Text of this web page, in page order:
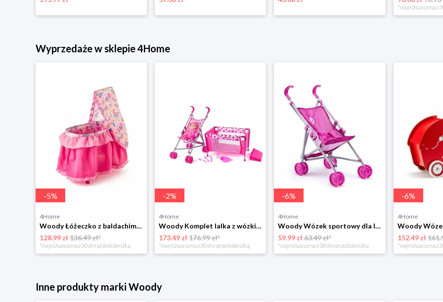
*najniższa cena z
Wyprzedaże w sklepie 4Home
-5%
4Home
Woody Łóżeczko z baldachimem, 61 x 32,5 x 85 cm
128.99 zł136.49 zł*
*najniższa cena z 30 dni przed obniżką
-2%
4Home
Woody Komplet lalka z wózkiem 4-Home
173.49 zł176.99 zł*
*najniższa cena z 30 dni przed obniżką
-6%
4Home
Woody Wózek sportowy dla lalek Jednorożec różowy, 57 x 48 x 25 cm
59.99 zł63.49 zł*
*najniższa cena z 30 dni przed obniżką
-6%
4Home
152.49 zł
*najniższa cena z
Inne produkty marki Woody